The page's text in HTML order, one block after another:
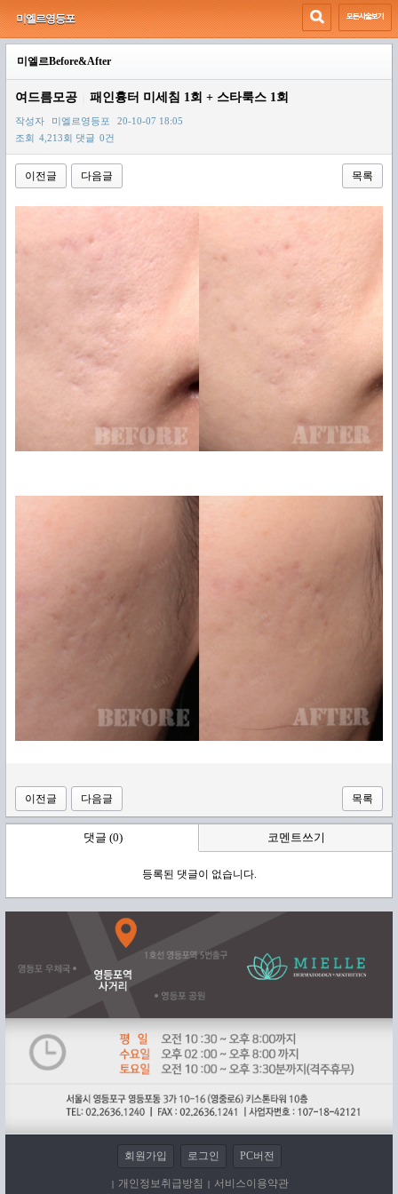
미엘르영등포
미엘르Before&After
여드름모공 패인흉터 미세침 1회 + 스타룩스 1회
작성자 미엘르영등포
20-10-07 18:05
조회 4,213회 댓글 0건
이전글 다음글 목록
본문
이전글 다음글 목록
댓글 (0) 코멘트쓰기
등록된 댓글이 없습니다.
회원가입 로그인 PC버전
| 개인정보취급방침 | 서비스이용약관